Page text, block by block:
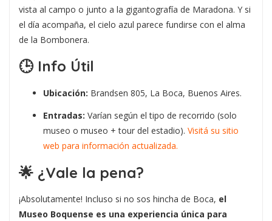
vista al campo o junto a la gigantografía de Maradona. Y si
el día acompaña, el cielo azul parece fundirse con el alma
de la Bombonera.
🕒 Info Útil
Ubicación: Brandsen 805, La Boca, Buenos Aires.
Entradas: Varían según el tipo de recorrido (solo
museo o museo + tour del estadio). Visitá su sitio
web para información actualizada.
🌟 ¿Vale la pena?
¡Absolutamente! Incluso si no sos hincha de Boca, el
Museo Boquense es una experiencia única para